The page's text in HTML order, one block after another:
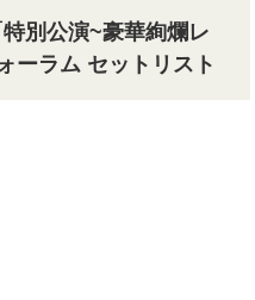
別公演~豪華絢爛レ
ーラム セットリスト